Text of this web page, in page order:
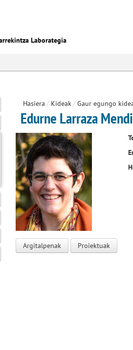
Laborategia
Hasiera / Kideak/ Gaur egungo
Edurne Larraza
Argitalpenak Proiektuak